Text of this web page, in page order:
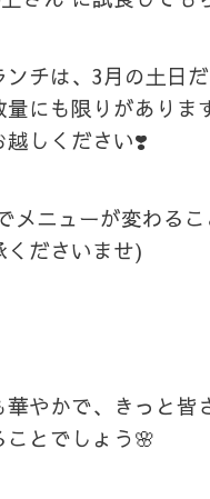
ンチは、3月の土日
量にも限りがありま
越しください❣️
メニューが変わる
くださいませ)
華やかで、きっと皆
ことでしょう🌸